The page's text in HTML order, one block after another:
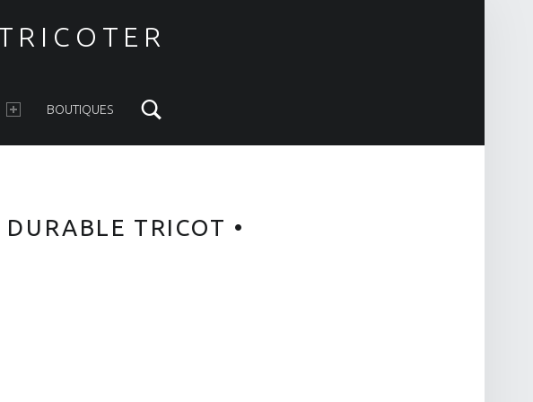
BOUTIQUES
TRICOT •